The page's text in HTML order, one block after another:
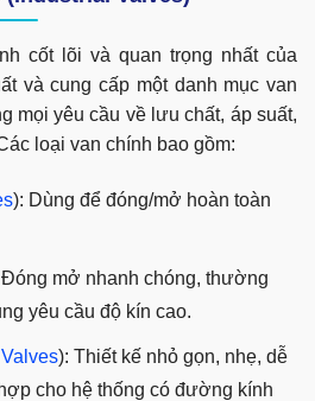
cốt lõi và quan trọng nhất của
và cung cấp một danh mục van
mọi yêu cầu về lưu chất, áp suất,
loại van chính bao gồm:
): Dùng để đóng/mở hoàn toàn
Đóng mở nhanh chóng, thường
yêu cầu độ kín cao.
): Thiết kế nhỏ gọn, nhẹ, dễ
cho hệ thống có đường kính